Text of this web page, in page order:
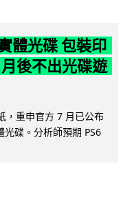
體光碟 包裝印
後不出光碟遊
，重申官方 7 月已公布
碟。分析師預期 PS6